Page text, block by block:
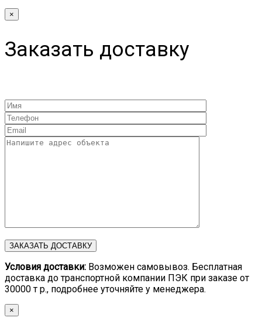
×
Заказать доставку
Условия доставки: Возможен самовывоз. Бесплатная
доставка до транспортной компании ПЭК при заказе от
30000 т р., подробнее уточняйте у менеджера.
×